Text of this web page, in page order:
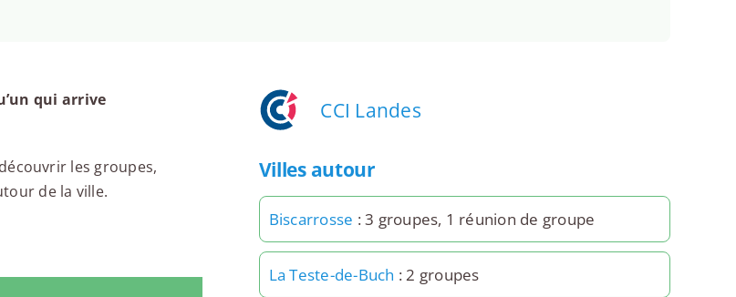
qui arrive
les groupes,
de la ville.
CCI Landes
Villes autour
Biscarrosse : 3 groupes, 1 réunion de groupe
La Teste-de-Buch : 2 groupes